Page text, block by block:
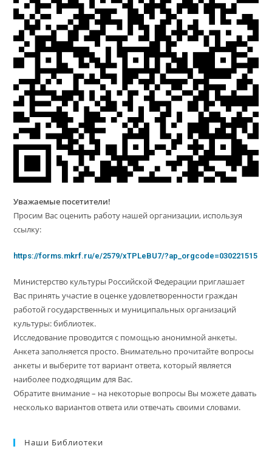
Уважаемые посетители!
Просим Вас оценить работу нашей организации, используя
ссылку:
https://forms.mkrf.ru/e/2579/xTPLeBU7/?ap_orgcode=030221515
Министерство культуры Российской Федерации приглашает
Вас принять участие в оценке удовлетворенности граждан
работой государственных и муниципальных организаций
культуры: библиотек.
Исследование проводится с помощью анонимной анкеты.
Анкета заполняется просто. Внимательно прочитайте вопросы
анкеты и выберите тот вариант ответа, который является
наиболее подходящим для Вас.
Обратите внимание – на некоторые вопросы Вы можете давать
несколько вариантов ответа или отвечать своими словами.
Наши Библиотеки